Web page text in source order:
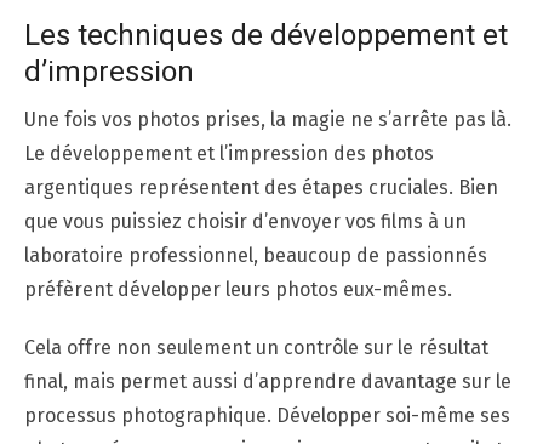
Les techniques de développement et
d’impression
Une fois vos photos prises, la magie ne s’arrête pas là.
Le développement et l’impression des photos
argentiques représentent des étapes cruciales. Bien
que vous puissiez choisir d’envoyer vos films à un
laboratoire professionnel, beaucoup de passionnés
préfèrent développer leurs photos eux-mêmes.
Cela offre non seulement un contrôle sur le résultat
final, mais permet aussi d’apprendre davantage sur le
processus photographique. Développer soi-même ses